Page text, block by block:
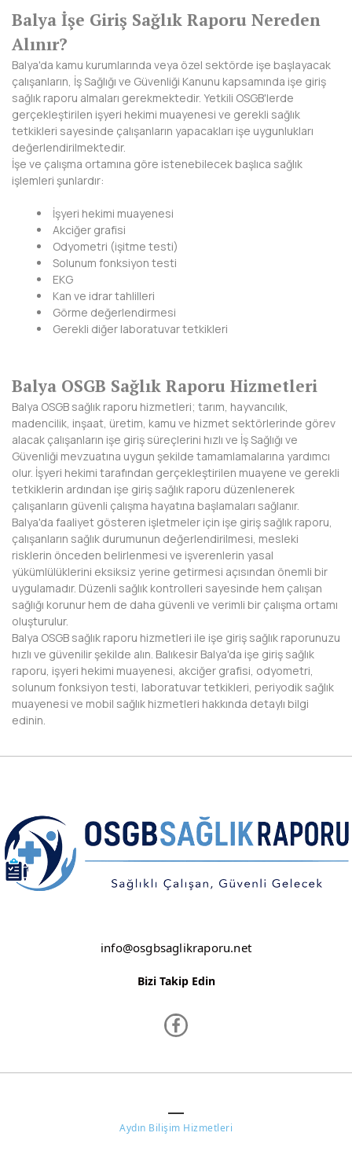
ÇANKIRI
DENİZLİ
DİYARBAKIR
DÜZCE
EDİRNE
ELAZIĞ
ERZİNCAN
ERZURUM
ESKİŞEHİR
GİRESUN
GÜMÜŞHANE
HAKKARİ
HATAY
IĞDIR
ISPARTA
KAHRAMANMARAŞ
KARABÜK
KARAMAN
KARS
KASTAMONU
KIRKLARELİ
KIRŞEHİR
KOCAELİ
Balya İşe Giriş Sağlık Raporu Nereden
Alınır?
Balya'da kamu kurumlarında veya özel sektörde işe başlayacak
çalışanların, İş Sağlığı ve Güvenliği Kanunu kapsamında işe giriş
sağlık raporu almaları gerekmektedir. Yetkili OSGB'lerde
gerçekleştirilen işyeri hekimi muayenesi ve gerekli sağlık
tetkikleri sayesinde çalışanların yapacakları işe uygunlukları
değerlendirilmektedir.
İşe ve çalışma ortamına göre istenebilecek başlıca sağlık
işlemleri şunlardır:
İşyeri hekimi muayenesi
Akciğer grafisi
Odyometri (işitme testi)
Solunum fonksiyon testi
EKG
Kan ve idrar tahlilleri
Görme değerlendirmesi
Gerekli diğer laboratuvar tetkikleri
Balya OSGB Sağlık Raporu Hizmetleri
Balya OSGB sağlık raporu hizmetleri; tarım, hayvancılık,
madencilik, inşaat, üretim, kamu ve hizmet sektörlerinde görev
alacak çalışanların işe giriş süreçlerini hızlı ve İş Sağlığı ve
Güvenliği mevzuatına uygun şekilde tamamlamalarına yardımcı
olur. İşyeri hekimi tarafından gerçekleştirilen muayene ve gerekli
tetkiklerin ardından işe giriş sağlık raporu düzenlenerek
çalışanların güvenli çalışma hayatına başlamaları sağlanır.
Balya'da faaliyet gösteren işletmeler için işe giriş sağlık raporu,
çalışanların sağlık durumunun değerlendirilmesi, mesleki
risklerin önceden belirlenmesi ve işverenlerin yasal
yükümlülüklerini eksiksiz yerine getirmesi açısından önemli bir
uygulamadır. Düzenli sağlık kontrolleri sayesinde hem çalışan
sağlığı korunur hem de daha güvenli ve verimli bir çalışma ortamı
oluşturulur.
Balya OSGB sağlık raporu hizmetleri ile işe giriş sağlık raporunuzu
hızlı ve güvenilir şekilde alın. Balıkesir Balya'da işe giriş sağlık
raporu, işyeri hekimi muayenesi, akciğer grafisi, odyometri,
solunum fonksiyon testi, laboratuvar tetkikleri, periyodik sağlık
muayenesi ve mobil sağlık hizmetleri hakkında detaylı bilgi
edinin.
info@osgbsaglikraporu.net
Bizi Takip Edin
Aydın Bilişim Hizmetleri